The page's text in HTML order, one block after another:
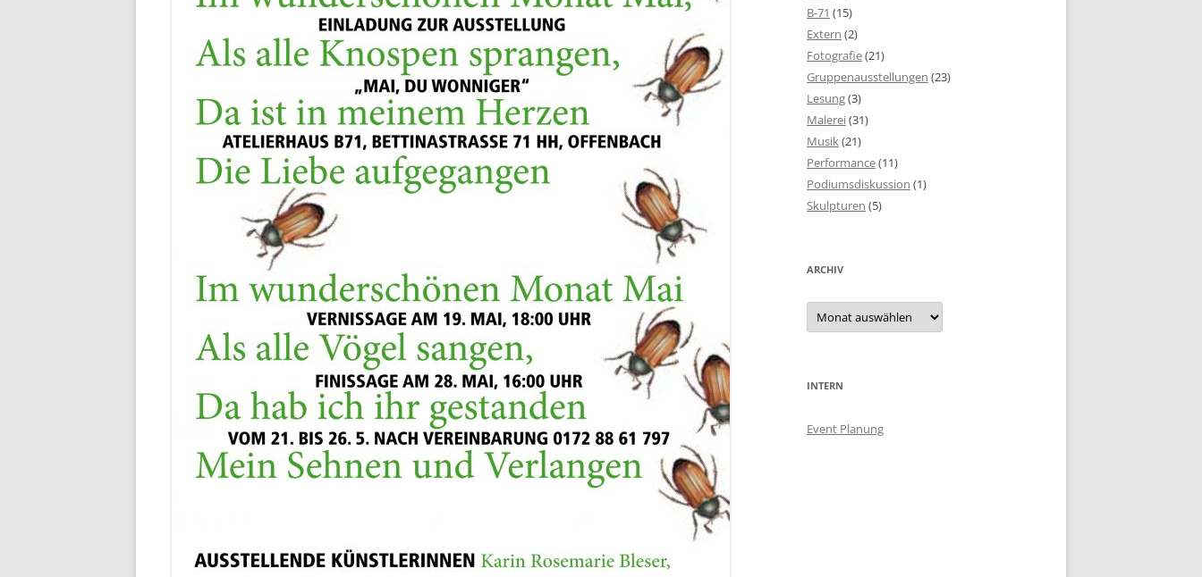
B-71 (15)
Extern (2)
Fotografie(21)
Gruppenausstellungen (23)
Lesung(3)
Malerei(31)
Musik (21)
Performance(11)
Podiumsdiskussion (1)
Skulpturen (5)
ARCHIV
Archiv
INTERN
Event Planung